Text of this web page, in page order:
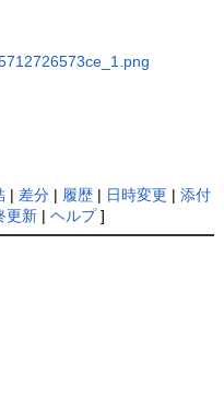
| 差分| 履歴| 日時変更 | 添付
更新| ヘルプ]